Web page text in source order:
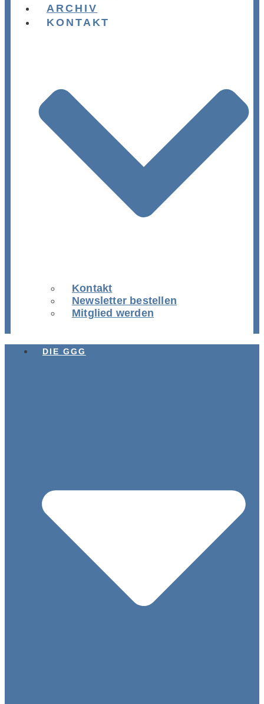
ARCHIV
KONTAKT
Kontakt
Newsletter bestellen
Mitglied werden
DIE GGG